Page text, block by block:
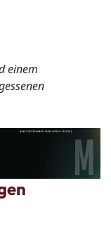
einem